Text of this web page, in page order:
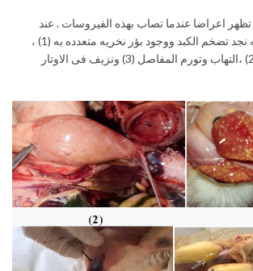
تظهر اعراضا عندما تصاب بهذه الفيروسات . عند
تشريح الطيور المصابه نجد تضخم الكبد ووجود بؤر نخريه متعدده به (1) ،
تضخم المعدة الغديه (2) ،التهاب وتورم المفاصل (3) ونزيف فى الاوتار